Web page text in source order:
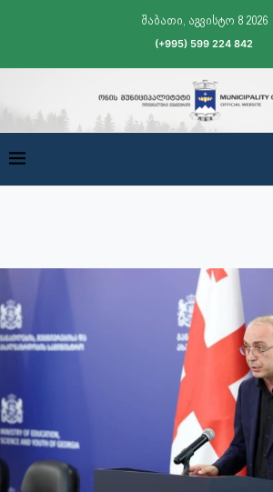
შაბათი, აგვისტო 8 2026
(+995) 599 224 842